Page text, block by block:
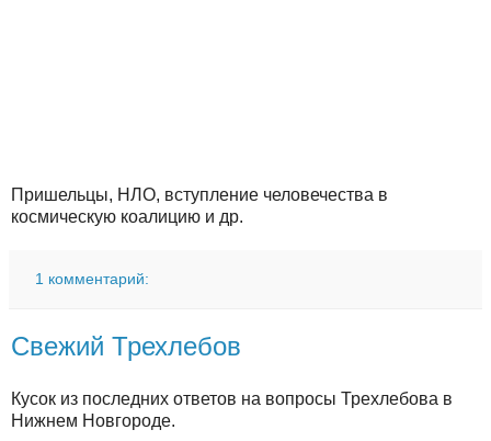
Пришельцы, НЛО, вступление человечества в
космическую коалицию и др.
1 комментарий:
Свежий Трехлебов
Кусок из последних ответов на вопросы Трехлебова в
Нижнем Новгороде.